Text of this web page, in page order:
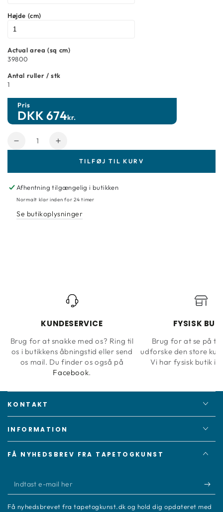
Højde (cm)
Actual area (sq cm)
39800
Antal ruller / stk
1
Pris
DKK674kr.
Reducer
Eijffinger
Revive
Forøg
Eijffinger
Revive
TILFØJ TIL KURV
Afhentning tilgængelig i butikken
Normalt klar inden for 24 timer
Se butikoplysninger
KUNDESERVICE
Brug for at snakke med os? Ring til
os i butikkens åbningstid eller send
os mail. Du finder os også på
Facebook.
FYSISK
Brug for at se på
udforske den store
Vi har fysisk butik i
KONTAKT
INFORMATION
FÅ NYHEDSBREV FRA TAPETOGKUNST
Indtast
e-
Få nyhedsbrevet fra tapetogkunst.dk og hold dig opdateret med